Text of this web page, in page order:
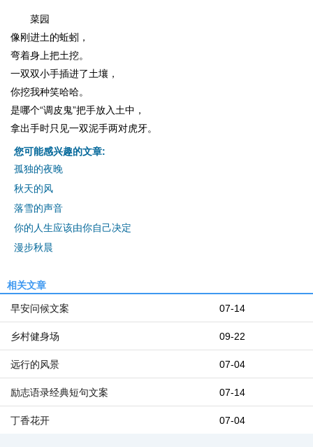
菜园
像刚进土的蚯蚓，
弯着身上把土挖。
一双双小手插进了土壤，
你挖我种笑哈哈。
是哪个“调皮鬼”把手放入土中，
拿出手时只见一双泥手两对虎牙。
您可能感兴趣的文章:
孤独的夜晚
秋天的风
落雪的声音
你的人生应该由你自己决定
漫步秋晨
相关文章
07-14
早安问候文案
09-22
乡村健身场
07-04
远行的风景
07-14
励志语录经典短句文案
07-04
丁香花开